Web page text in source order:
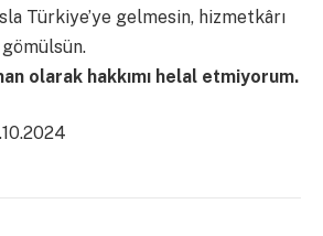
Türkiye’ye gelmesin, hizmetkârı
gömülsün.
olarak hakkımı helal etmiyorum.